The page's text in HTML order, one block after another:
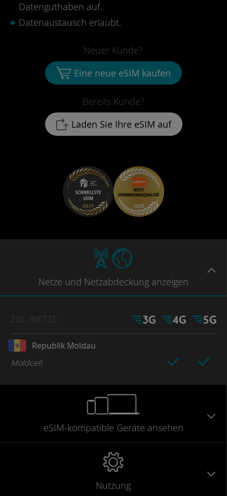
Datenguthaben auf.
Datenaustausch erlaubt.
Bereits Kunde?
Laden Sie Ihre eSIM auf
Neuer Kunde?
Eine neue eSIM kaufen
Netze und Netzabdeckung anzeigen
ZIEL /NETZE
Republik Moldau
Moldcell
eSIM-kompatible Geräte ansehen
Nutzung